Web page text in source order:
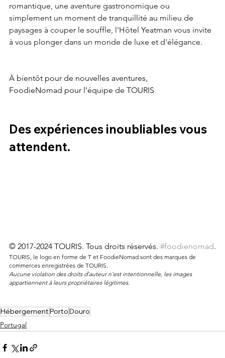
romantique, une aventure gastronomique ou
simplement un moment de tranquillité au milieu de
paysages à couper le souffle, l'Hôtel Yeatman vous invite
à vous plonger dans un monde de luxe et d'élégance.
À bientôt pour de nouvelles aventures,
FoodieNomad pour l’équipe de TOURIS
Des expériences inoubliables vous
attendent.
© 2017-2024 TOURIS. Tous droits réservés. #foodienomad.
TOURIS, le logo en forme de T et FoodieNomad sont des marques de
commerces enregistrées de TOURIS.
Aucune violation des droits d'auteur n'est intentionnelle, les images
appartiennent à leurs propriétaires légitimes.
HébergementPortoDouro
Portugal